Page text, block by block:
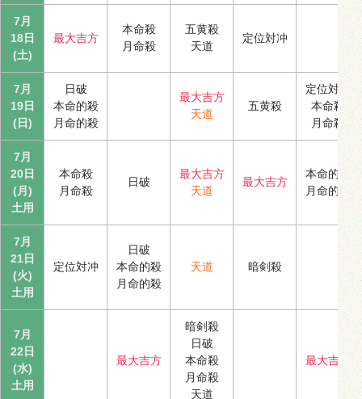
7月
18日
(土)
最大吉方
本命殺
月命殺
五黄殺
天道
定位対冲
7月
19日
(日)
日破
本命的殺
月命的殺
最大吉方
天道
五黄殺
定位対冲
本命殺
月命殺
7月
20日
(月)
土用
本命殺
月命殺
日破
最大吉方
天道
最大吉方
本命的殺
月命的殺
7月
21日
(火)
土用
定位対冲
日破
本命的殺
月命的殺
天道 暗剣殺
7月
22日
(水)
土用
最大吉方
暗剣殺
日破
本命殺
月命殺
天道
最大吉方